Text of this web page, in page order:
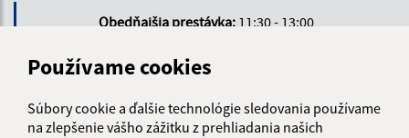
Používame cookies
Súbory cookie a ďalšie technológie sledovania používame
na zlepšenie vášho zážitku z prehliadania našich
Obedňajšia prestávka: 11:30 - 13:00
Obecný úrad Pečovská Nová Ves